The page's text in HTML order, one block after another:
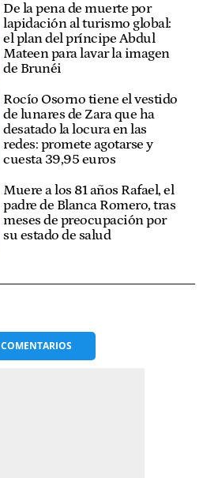
De la pena de muerte por
lapidación al turismo global:
el plan del príncipe Abdul
Mateen para lavar la imagen
de Brunéi
Rocío Osorno tiene el vestido
de lunares de Zara que ha
desatado la locura en las
redes: promete agotarse y
cuesta 39,95 euros
Muere a los 81 años Rafael, el
padre de Blanca Romero, tras
meses de preocupación por
su estado de salud
COMENTARIOS